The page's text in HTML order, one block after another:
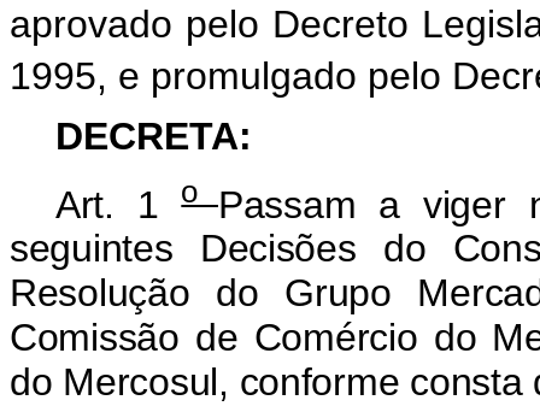
aprovado pelo Decreto
1995, e promulgado pelo
DECRETA:
Art. 1o Passam a viger
seguintes Decisões do
Resolução do Grupo
Comissão de Comércio do
do Mercosul, conforme consta